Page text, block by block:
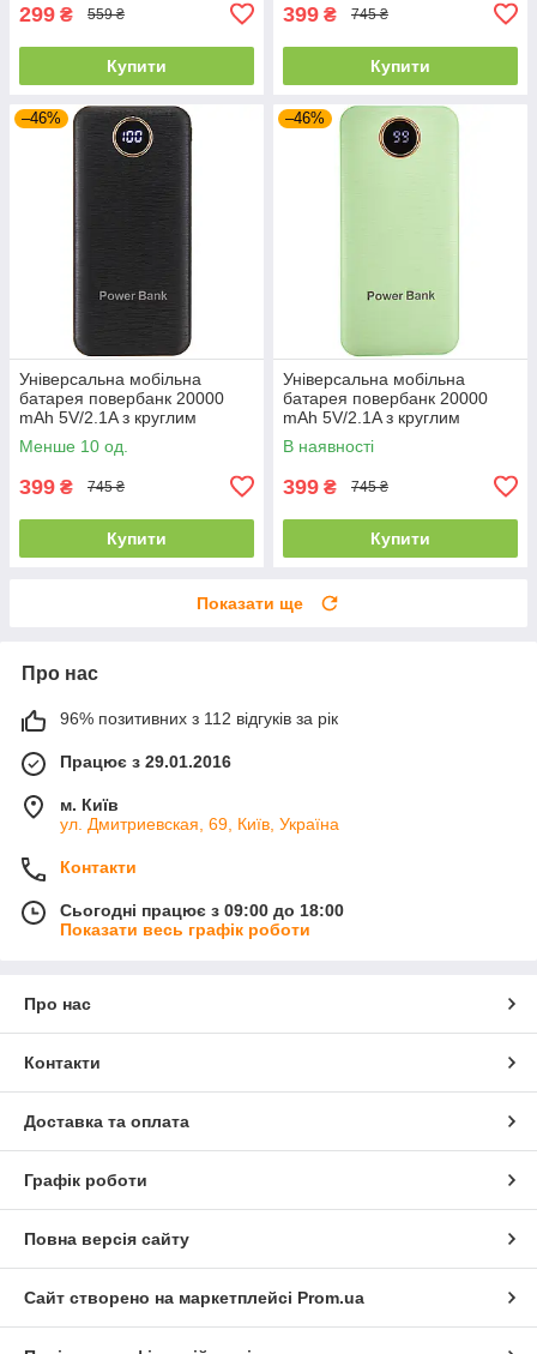
299 ₴ 559 ₴
Купити
399 ₴ 745 ₴
Купити
–46%
Універсальна мобільна
батарея повербанк 20000
mAh 5V/2.1A з круглим
циферблатом чорна
Менше 10 од.
399 ₴ 745 ₴
Купити
–46%
Універсальна мобільна
батарея повербанк 20000
mAh 5V/2.1A з круглим
циферблатом мятна
В наявності
399 ₴ 745 ₴
Купити
Показати ще
Про нас
96% позитивних з 112 відгуків за рік
Працює з 29.01.2016
м. Київ
ул. Дмитриевская, 69, Київ, Україна
Контакти
Сьогодні працює з 09:00 до 18:00
Показати весь графік роботи
Про нас
Контакти
Доставка та оплата
Графік роботи
Повна версія сайту
Сайт створено на маркетплейсі Prom.ua